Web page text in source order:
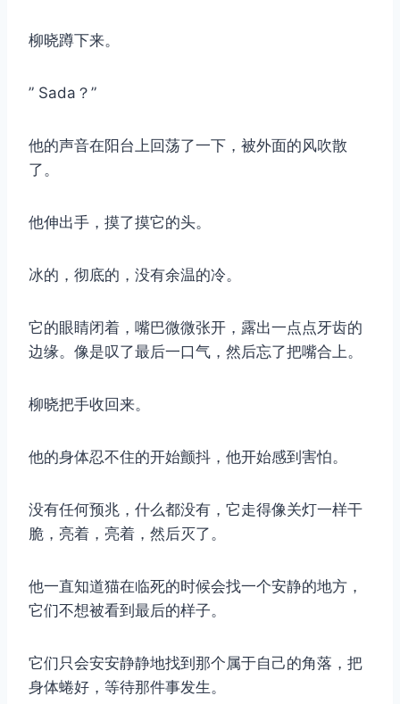
柳晓蹲下来。
” Sada？”
他的声音在阳台上回荡了一下，被外面的风吹散
了。
他伸出手，摸了摸它的头。
冰的，彻底的，没有余温的冷。
它的眼睛闭着，嘴巴微微张开，露出一点点牙齿的
边缘。像是叹了最后一口气，然后忘了把嘴合上。
柳晓把手收回来。
他的身体忍不住的开始颤抖，他开始感到害怕。
没有任何预兆，什么都没有，它走得像关灯一样干
脆，亮着，亮着，然后灭了。
他一直知道猫在临死的时候会找一个安静的地方，
它们不想被看到最后的样子。
它们只会安安静静地找到那个属于自己的角落，把
身体蜷好，等待那件事发生。